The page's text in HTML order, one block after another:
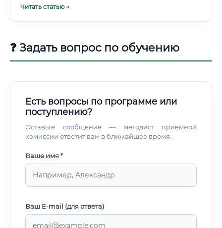
к государственной тайне — обязательное условие для
входа в профессию требуется строгий набор документов,
Читать статью →
❓ Задать вопрос по обучению
Есть вопросы по программе или
поступлению?
Оставьте сообщение — методист приемной
комиссии ответит вам в ближайшее время.
Ваше имя *
Ваш E-mail (для ответа)